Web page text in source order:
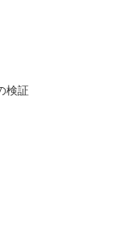
検証